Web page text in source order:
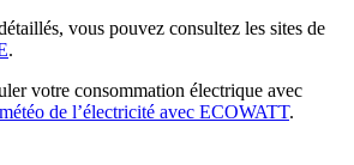
vous pouvez consultez les sites de
.
votre consommation électrique avec
météo de l’électricité avec ECOWATT.